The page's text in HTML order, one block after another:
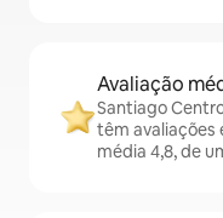
Avaliação
Santiago
têm avaliações
média 4,8, de